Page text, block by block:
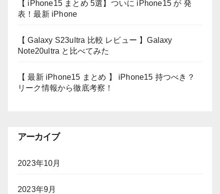
【 iPhone15 まとめ 5選】ついに iPhone15 が 発
表！最新 iPhone
【 Galaxy S23ultra 比較 レビュー 】Galaxy
Note20ultra と比べてみた
【 最新 iPhone15 まとめ 】 iPhone15 持つべき？
リーク情報から徹底考察！
アーカイブ
2023年10月
2023年9月